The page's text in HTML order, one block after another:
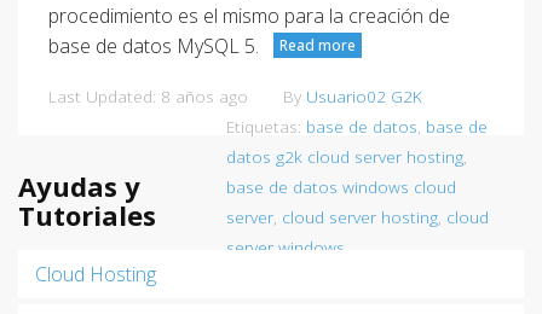
procedimiento es el mismo para la creación de
base de datos MySQL 5.
Read more
Last Updated: 8 años ago By Usuario02 G2K
Etiquetas: base de datos, base de
datos g2k cloud server hosting,
base de datos windows cloud
server, cloud server hosting, cloud
server windows
Ayudas y
Tutoriales
Cloud Hosting